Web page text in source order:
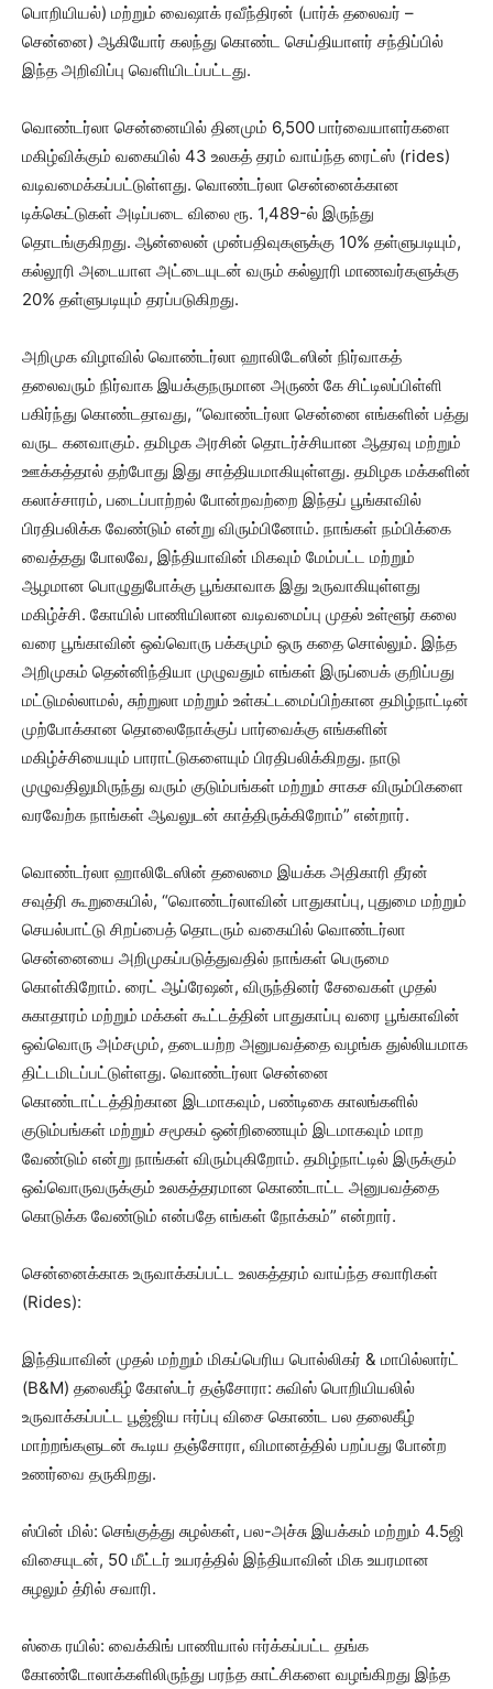
பொறியியல்) மற்றும் வைஷாக் ரவீந்திரன் (பார்க் தலைவர் –
சென்னை) ஆகியோர் கலந்து கொண்ட செய்தியாளர் சந்திப்பில்
இந்த அறிவிப்பு வெளியிடப்பட்டது.
வொண்டர்லா சென்னையில் தினமும் 6,500 பார்வையாளர்களை
மகிழ்விக்கும் வகையில் 43 உலகத் தரம் வாய்ந்த ரைட்ஸ் (rides)
வடிவமைக்கப்பட்டுள்ளது. வொண்டர்லா சென்னைக்கான
டிக்கெட்டுகள் அடிப்படை விலை ரூ. 1,489-ல் இருந்து
தொடங்குகிறது. ஆன்லைன் முன்பதிவுகளுக்கு 10% தள்ளுபடியும்,
கல்லூரி அடையாள அட்டையுடன் வரும் கல்லூரி மாணவர்களுக்கு
20% தள்ளுபடியும் தரப்படுகிறது.
அறிமுக விழாவில் வொண்டர்லா ஹாலிடேஸின் நிர்வாகத்
தலைவரும் நிர்வாக இயக்குநருமான அருண் கே சிட்டிலப்பிள்ளி
பகிர்ந்து கொண்டதாவது, “வொண்டர்லா சென்னை எங்களின் பத்து
வருட கனவாகும். தமிழக அரசின் தொடர்ச்சியான ஆதரவு மற்றும்
ஊக்கத்தால் தற்போது இது சாத்தியமாகியுள்ளது. தமிழக மக்களின்
கலாச்சாரம், படைப்பாற்றல் போன்றவற்றை இந்தப் பூங்காவில்
பிரதிபலிக்க வேண்டும் என்று விரும்பினோம். நாங்கள் நம்பிக்கை
வைத்தது போலவே, இந்தியாவின் மிகவும் மேம்பட்ட மற்றும்
ஆழமான பொழுதுபோக்கு பூங்காவாக இது உருவாகியுள்ளது
மகிழ்ச்சி. கோயில் பாணியிலான வடிவமைப்பு முதல் உள்ளூர் கலை
வரை பூங்காவின் ஒவ்வொரு பக்கமும் ஒரு கதை சொல்லும். இந்த
அறிமுகம் தென்னிந்தியா முழுவதும் எங்கள் இருப்பைக் குறிப்பது
மட்டுமல்லாமல், சுற்றுலா மற்றும் உள்கட்டமைப்பிற்கான தமிழ்நாட்டின்
முற்போக்கான தொலைநோக்குப் பார்வைக்கு எங்களின்
மகிழ்ச்சியையும் பாராட்டுகளையும் பிரதிபலிக்கிறது. நாடு
முழுவதிலுமிருந்து வரும் குடும்பங்கள் மற்றும் சாகச விரும்பிகளை
வரவேற்க நாங்கள் ஆவலுடன் காத்திருக்கிறோம்” என்றார்.
வொண்டர்லா ஹாலிடேஸின் தலைமை இயக்க அதிகாரி தீரன்
சவுத்ரி கூறுகையில், “வொண்டர்லாவின் பாதுகாப்பு, புதுமை மற்றும்
செயல்பாட்டு சிறப்பைத் தொடரும் வகையில் வொண்டர்லா
சென்னையை அறிமுகப்படுத்துவதில் நாங்கள் பெருமை
கொள்கிறோம். ரைட் ஆப்ரேஷன், விருந்தினர் சேவைகள் முதல்
சுகாதாரம் மற்றும் மக்கள் கூட்டத்தின் பாதுகாப்பு வரை பூங்காவின்
ஒவ்வொரு அம்சமும், தடையற்ற அனுபவத்தை வழங்க துல்லியமாக
திட்டமிடப்பட்டுள்ளது. வொண்டர்லா சென்னை
கொண்டாட்டத்திற்கான இடமாகவும், பண்டிகை காலங்களில்
குடும்பங்கள் மற்றும் சமூகம் ஒன்றிணையும் இடமாகவும் மாற
வேண்டும் என்று நாங்கள் விரும்புகிறோம். தமிழ்நாட்டில் இருக்கும்
ஒவ்வொருவருக்கும் உலகத்தரமான கொண்டாட்ட அனுபவத்தை
கொடுக்க வேண்டும் என்பதே எங்கள் நோக்கம்” என்றார்.
சென்னைக்காக உருவாக்கப்பட்ட உலகத்தரம் வாய்ந்த சவாரிகள்
(Rides):
இந்தியாவின் முதல் மற்றும் மிகப்பெரிய பொல்லிகர் & மாபில்லார்ட்
(B&M) தலைகீழ் கோஸ்டர் தஞ்சோரா: சுவிஸ் பொறியியலில்
உருவாக்கப்பட்ட பூஜ்ஜிய ஈர்ப்பு விசை கொண்ட பல தலைகீழ்
மாற்றங்களுடன் கூடிய தஞ்சோரா, விமானத்தில் பறப்பது போன்ற
உணர்வை தருகிறது.
ஸ்பின் மில்: செங்குத்து சுழல்கள், பல-அச்சு இயக்கம் மற்றும் 4.5ஜி
விசையுடன், 50 மீட்டர் உயரத்தில் இந்தியாவின் மிக உயரமான
சுழலும் த்ரில் சவாரி.
ஸ்கை ரயில்: வைக்கிங் பாணியால் ஈர்க்கப்பட்ட தங்க
கோண்டோலாக்களிலிருந்து பரந்த காட்சிகளை வழங்கிறது இந்த